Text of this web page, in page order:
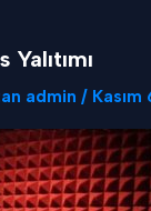
admin / Kasım